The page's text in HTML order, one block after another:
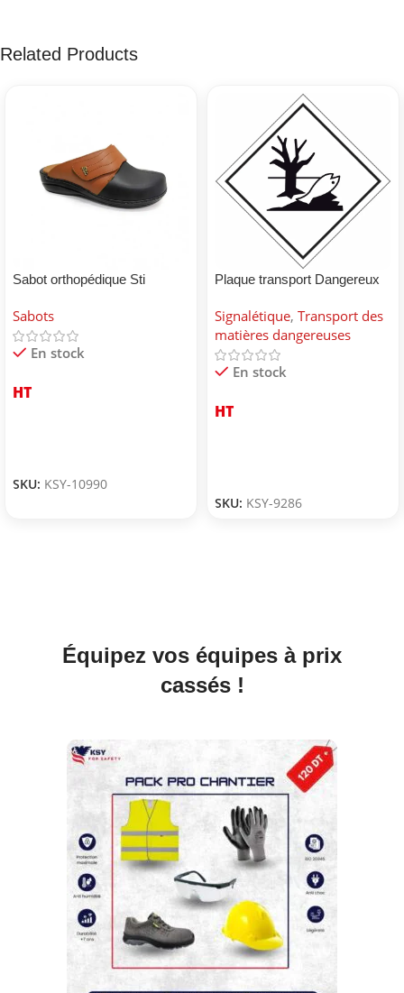
Related Products
Sabot orthopédique Sti
Sabots
En stock
HT
SKU: KSY-10990
Plaque transport Dangereux
Signalétique, Transport des
matières dangereuses
En stock
HT
SKU: KSY-9286
Équipez vos équipes à prix
cassés !